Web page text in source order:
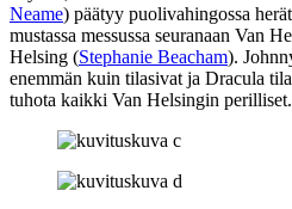
Neame) päätyy puolivahingossa
mustassa messussa seuranaan Van
Helsing (Stephanie Beacham).
enemmän kuin tilasivat ja Dracula
tuhota kaikki Van Helsingin perilliset.